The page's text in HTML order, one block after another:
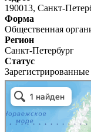
190013, Санкт-
Форма
Общественная
Регион
Санкт-Петербург
Статус
Зарегистрированные